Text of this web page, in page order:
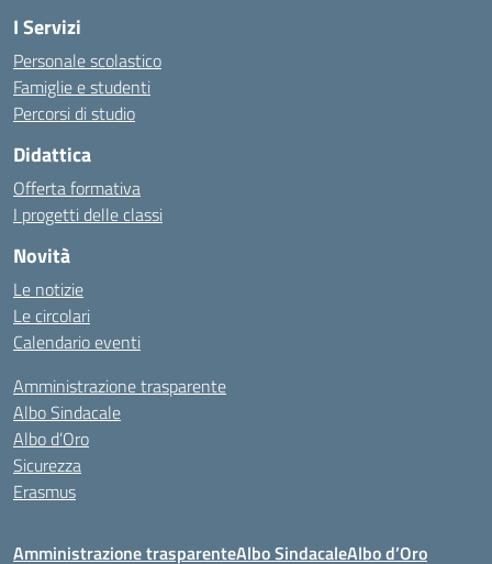
I Servizi
Personale scolastico
Famiglie e studenti
Percorsi di studio
Didattica
Offerta formativa
I progetti delle classi
Novità
Le notizie
Le circolari
Calendario eventi
Amministrazione trasparente
Albo Sindacale
Albo d’Oro
Sicurezza
Erasmus
Amministrazione trasparenteAlbo SindacaleAlbo d’Oro